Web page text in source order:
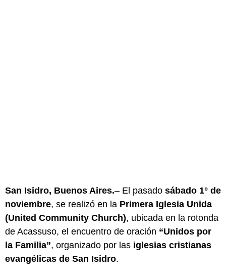
San Isidro, Buenos Aires.– El pasado sábado 1° de
noviembre, se realizó en la Primera Iglesia Unida
(United Community Church), ubicada en la rotonda
de Acassuso, el encuentro de oración “Unidos por
la Familia”, organizado por las iglesias cristianas
evangélicas de San Isidro.